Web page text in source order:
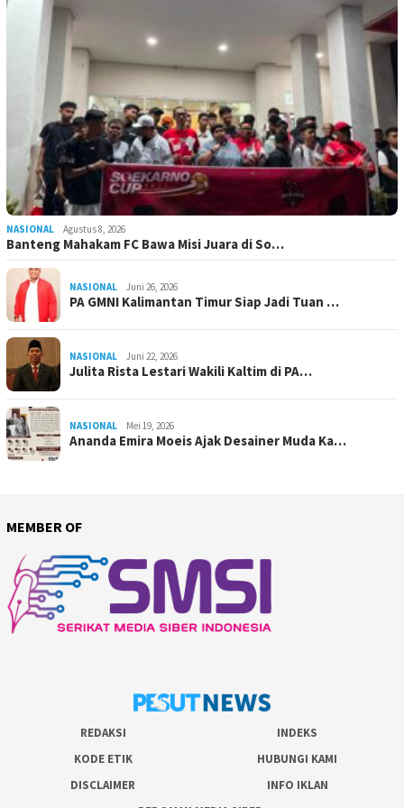
NASIONAL Agustus 8, 2026
Banteng Mahakam FC Bawa Misi Juara di So…
NASIONAL Juni 26, 2026
PA GMNI Kalimantan Timur Siap Jadi Tuan …
NASIONAL Juni 22, 2026
Julita Rista Lestari Wakili Kaltim di PA…
NASIONAL Mei 19, 2026
Ananda Emira Moeis Ajak Desainer Muda Ka…
MEMBER OF
REDAKSI
INDEKS
KODE ETIK
HUBUNGI KAMI
DISCLAIMER
INFO IKLAN